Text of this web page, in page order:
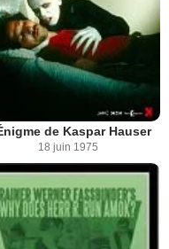
de Kaspar Hauser
18 juin 1975